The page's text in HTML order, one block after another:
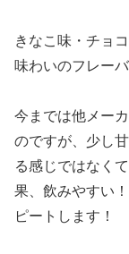
きなこ味・チョ
味わいのフレー
今までは他メー
のですが、少し
る感じではなく
果、飲みやすい
ピートします！